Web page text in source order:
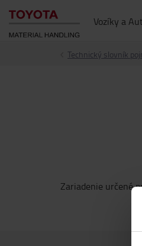
Vozíky a
Technický slovník
Zariadenie určené